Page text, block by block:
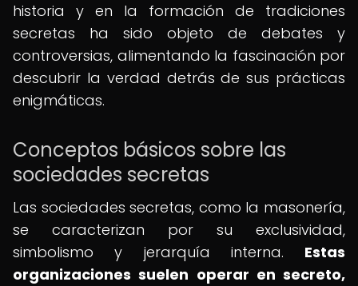
historia y en la formación de tradiciones
secretas ha sido objeto de debates y
controversias, alimentando la fascinación por
descubrir la verdad detrás de sus prácticas
enigmáticas.
Conceptos básicos sobre las
sociedades secretas
Las sociedades secretas, como la masonería,
se caracterizan por su exclusividad,
simbolismo y jerarquía interna. Estas
organizaciones suelen operar en secreto,